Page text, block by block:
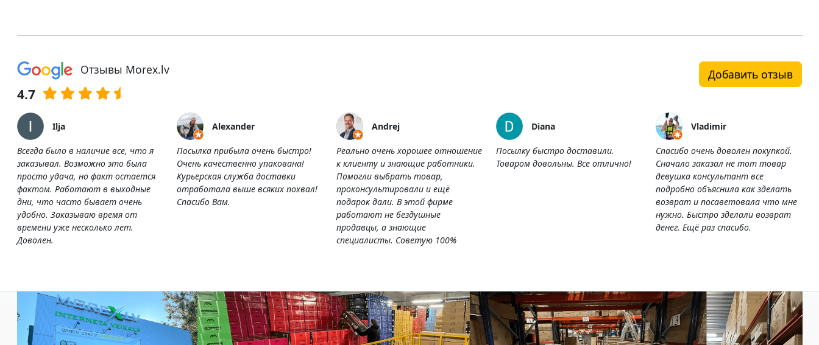
Отзывы Morex.lv
4.7
Добавить отзыв
Ilja
Всегда было в наличие все, что я
заказывал. Возможно это была
просто удача, но факт остается
фактом. Работают в выходные
дни, что часто бывает очень
удобно. Заказываю время от
времени уже несколько лет.
Доволен.
Alexander
Посылка прибыла очень быстро!
Очень качественно упакована!
Курьерская служба доставки
отработала выше всяких похвал!
Спасибо Вам.
Andrej
Реально очень хорошее отношение
к клиенту и знающие работники.
Помогли выбрать товар,
проконсультировали и ещё
подарок дали. В этой фирме
работают не бездушные
продавцы, а знающие
специалисты. Советую 100%
Diana
Посылку быстро доставили.
Товаром довольны. Все отлично!
Vladimir
Спасибо очень доволен покупкой.
Сначало заказал не тот товар
девушка консультант все
подробно объяснила как зделать
возврат и посаветовала что мне
нужно. Быстро зделали возврат
денег. Ещё раз спасибо.